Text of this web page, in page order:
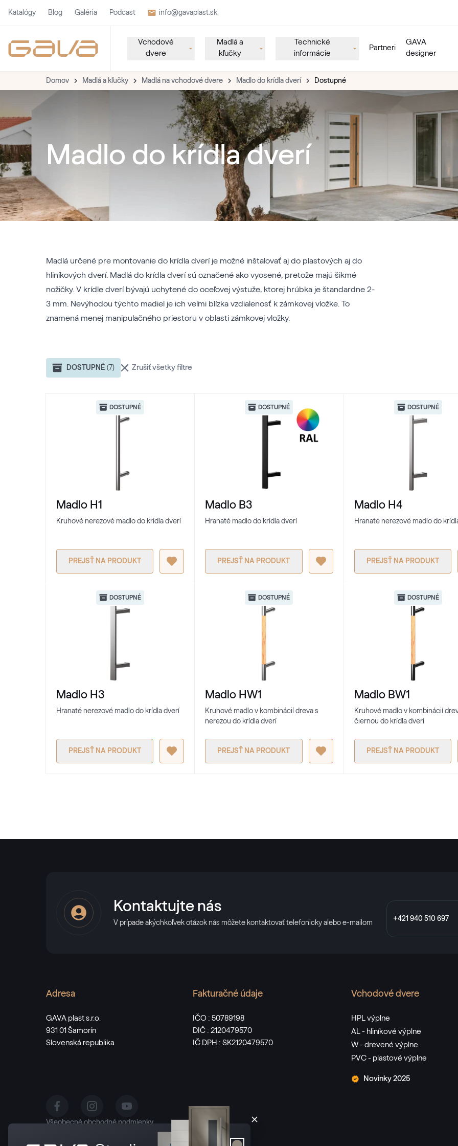
Katalógy Blog Galéria Podcast info@gavaplast.sk
Vchodové
dvere
Madlá a
kľučky
Technické
informácie
Partneri
GAVA
designer
Domov Madlá a kľučky Madlá na vchodové dvere Madlo do krídla dverí Dostupné
Madlo do krídla dverí
Madlá určené pre montovanie do krídla dverí je možné inštalovať aj do plastových aj do
hliníkových dverí. Madlá do krídla dverí sú označené ako vyosené, pretože majú šikmé
nožičky. V krídle dverí bývajú uchytené do oceľovej výstuže, ktorej hrúbka je štandardne 2-
3 mm. Nevýhodou týchto madiel je ich veľmi blízka vzdialenosť k zámkovej vložke. To
znamená menej manipulačného priestoru v oblasti zámkovej vložky.
DOSTUPNÉ (7) Zrušiť všetky filtre
DOSTUPNÉ
Madlo H1
Kruhové nerezové madlo do krídla dverí
PREJSŤ NA PRODUKT
DOSTUPNÉ
Madlo B3
Hranaté madlo do krídla dverí
PREJSŤ NA PRODUKT
DOSTUPNÉ
Madlo H4
Hranaté nerezové madlo do
PREJSŤ NA PRODUKT
DOSTUPNÉ
Madlo H3
Hranaté nerezové madlo do krídla dverí
PREJSŤ NA PRODUKT
DOSTUPNÉ
Madlo HW1
Kruhové madlo v kombinácií dreva s
nerezou do krídla dverí
PREJSŤ NA PRODUKT
DOSTUPNÉ
Madlo BW1
Kruhové madlo v kombinácií
čiernou do krídla dverí
PREJSŤ NA PRODUKT
Kontaktujte nás
V prípade akýchkoľvek otázok nás môžete kontaktovať telefonicky alebo e-mailom
+421 940 510 697
Adresa
GAVA plast s.r.o.
931 01 Šamorín
Slovenská republika
Fakturačné údaje
IČO : 50789198
DIČ : 2120479570
IČ DPH : SK2120479570
Vchodové dvere
HPL výplne
AL - hliníkové výplne
W - drevené výplne
PVC - plastové výplne
Novinky 2025
Všeobecné obchodné podmienky